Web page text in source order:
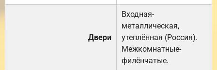
Двери
Входная-
металлическая,
утеплённая (Россия).
Межкомнатные-
филёнчатые.